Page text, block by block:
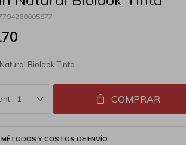
Biolook Tinta
1 COMPRAR
MÉTODOS Y COSTOS DE ENVÍO